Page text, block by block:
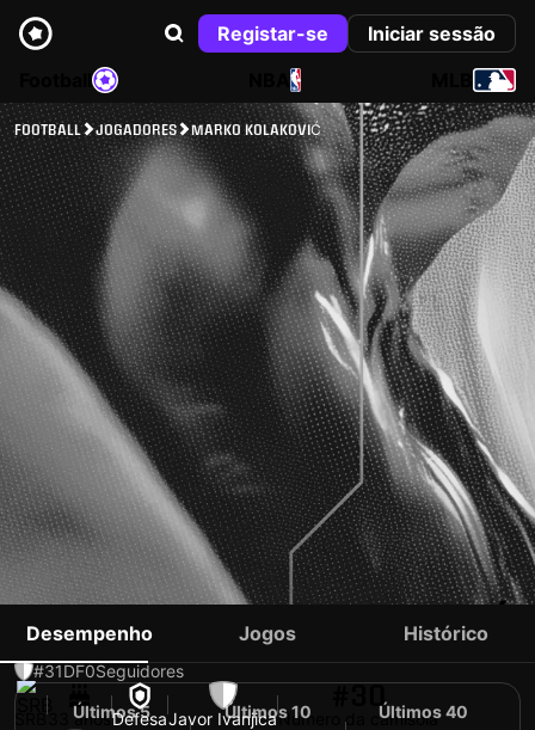
Registar-se
Iniciar sessão
NBA
FOOTBALL JOGADORES MARKO KOLAKOVIĆ
MARKO KOLAKOVIĆ
#31DF0Seguidores
33 anosDefesaJavor Ivanjica
#30
Número da camisola
Desempenho Jogos Histórico
Últimos 5 Últimos 10 Últimos 40